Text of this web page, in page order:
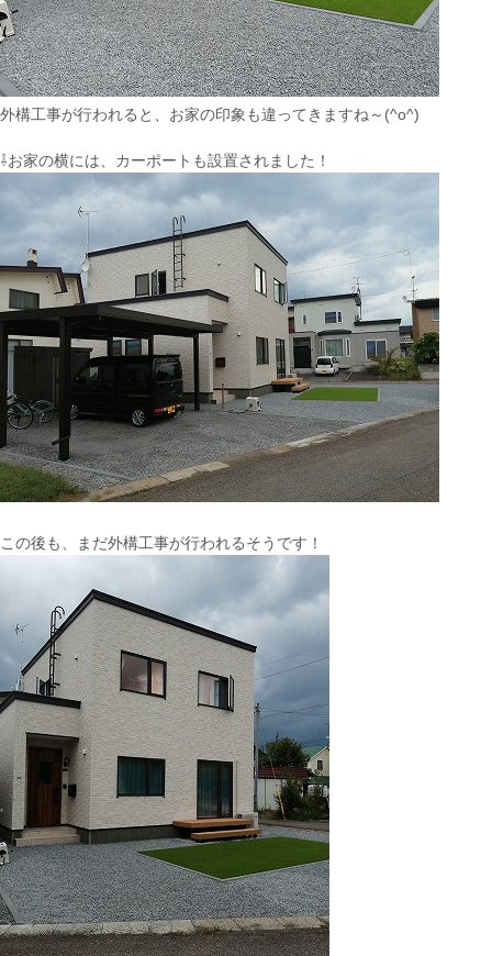
外構工事が行われると、お家の印象も違ってきますね～(^o^)
⇩お家の横には、カーポートも設置されました！
この後も、まだ外構工事が行われるそうです！